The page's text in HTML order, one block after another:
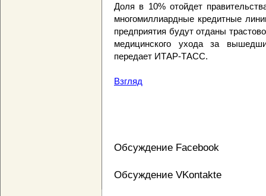
Доля в 10% отойдет
многомиллиардные кредитные
предприятия будут отданы
медицинского ухода за
передает ИТАР-ТАСС.
Взгляд
Обсуждение Facebook
Обсуждение VKontakte